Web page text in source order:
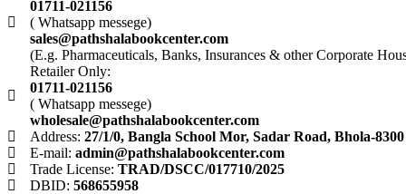
01711-021156
( Whatsapp messege)
sales@pathshalabookcenter.com
(E.g. Pharmaceuticals, Banks, Insurances & other Corporate
Retailer Only:
01711-021156
( Whatsapp messege)
wholesale@pathshalabookcenter.com
Address: 27/1/0, Bangla School Mor, Sadar Road, Bhola-8300
E-mail: admin@pathshalabookcenter.com
Trade License: TRAD/DSCC/017710/2025
DBID: 568655958